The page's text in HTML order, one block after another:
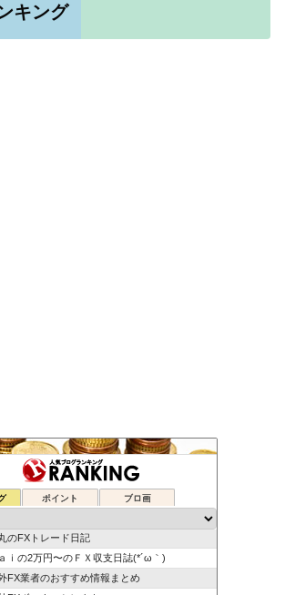
キング
ポイント ブロ画
業者による必勝システムトレード！
のFXトレード日記
ｉの2万円〜のＦＸ収支日誌(*´ω｀)
FX業者のおすすめ情報まとめ